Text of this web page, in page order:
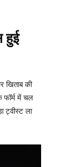
हुई
खिताब की
में चल
ट्वीस्ट ला